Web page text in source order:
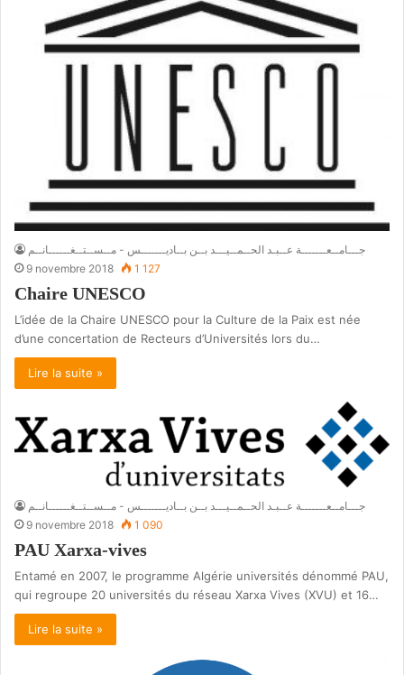
جـــامــعـــــــة عــبـد الحــمــيـــد بــن بــاديـــــــس - مــســتــغــــــانــم
9 novembre 2018
1 127
Chaire UNESCO
L’idée de la Chaire UNESCO pour la Culture de la Paix est née
d’une concertation de Recteurs d’Universités lors du…
Lire la suite »
جـــامــعـــــــة عــبـد الحــمــيـــد بــن بــاديـــــــس - مــســتــغــــــانــم
9 novembre 2018
1 090
PAU Xarxa-vives
Entamé en 2007, le programme Algérie universités dénommé PAU,
qui regroupe 20 universités du réseau Xarxa Vives (XVU) et 16…
Lire la suite »